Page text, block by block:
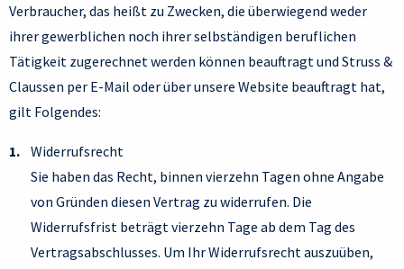
Verbraucher, das heißt zu Zwecken, die überwiegend weder
ihrer gewerblichen noch ihrer selbständigen beruflichen
Tätigkeit zugerechnet werden können beauftragt und Struss &
Claussen per E-Mail oder über unsere Website beauftragt hat,
gilt Folgendes:
Widerrufsrecht
Sie haben das Recht, binnen vierzehn Tagen ohne Angabe
von Gründen diesen Vertrag zu widerrufen. Die
Widerrufsfrist beträgt vierzehn Tage ab dem Tag des
Vertragsabschlusses. Um Ihr Widerrufsrecht auszuüben,